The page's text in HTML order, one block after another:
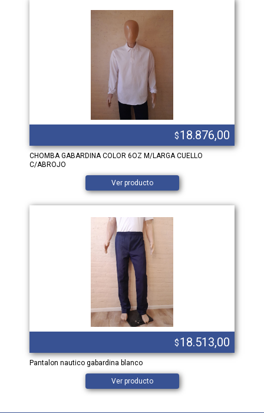
$18.876,00
CHOMBA GABARDINA COLOR 6OZ M/LARGA CUELLO
C/ABROJO
Ver producto
$18.513,00
Pantalon nautico gabardina blanco
Ver producto